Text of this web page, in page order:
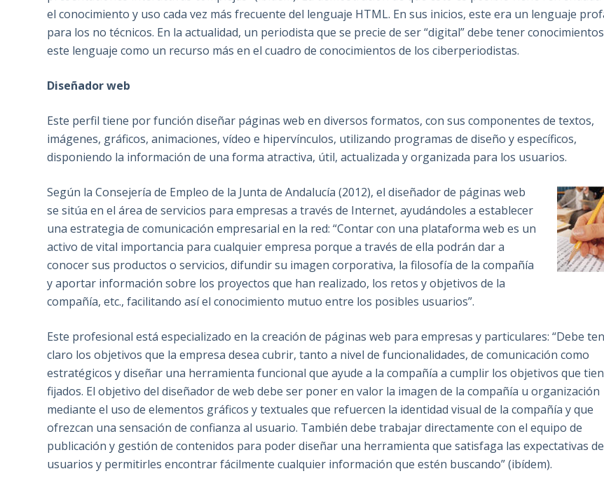
el conocimiento y uso cada vez más frecuente del lenguaje HTML. En sus inicios, este era un lenguaje
para los no técnicos. En la actualidad, un periodista que se precie de ser “digital” debe tener
este lenguaje como un recurso más en el cuadro de conocimientos de los ciberperiodistas.
Diseñador web
Este perfil tiene por función diseñar páginas web en diversos formatos, con sus componentes de textos,
imágenes, gráficos, animaciones, vídeo e hipervínculos, utilizando programas de diseño y específicos,
disponiendo la información de una forma atractiva, útil, actualizada y organizada para los usuarios.
Según la Consejería de Empleo de la Junta de Andalucía (2012), el diseñador de páginas web
se sitúa en el área de servicios para empresas a través de Internet, ayudándoles a establecer
una estrategia de comunicación empresarial en la red: “Contar con una plataforma web es un
activo de vital importancia para cualquier empresa porque a través de ella podrán dar a
conocer sus productos o servicios, difundir su imagen corporativa, la filosofía de la compañía
y aportar información sobre los proyectos que han realizado, los retos y objetivos de la
compañía, etc., facilitando así el conocimiento mutuo entre los posibles usuarios”.
Este profesional está especializado en la creación de páginas web para empresas y particulares: “Debe
claro los objetivos que la empresa desea cubrir, tanto a nivel de funcionalidades, de comunicación como
estratégicos y diseñar una herramienta funcional que ayude a la compañía a cumplir los objetivos que
fijados. El objetivo del diseñador de web debe ser poner en valor la imagen de la compañía u organización
mediante el uso de elementos gráficos y textuales que refuercen la identidad visual de la compañía y que
ofrezcan una sensación de confianza al usuario. También debe trabajar directamente con el equipo de
publicación y gestión de contenidos para poder diseñar una herramienta que satisfaga las expectativas
usuarios y permitirles encontrar fácilmente cualquier información que estén buscando” (ibídem).